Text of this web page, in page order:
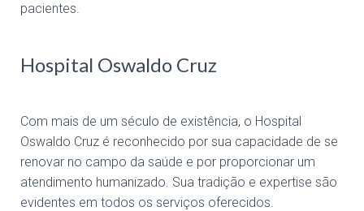
pacientes.
Hospital Oswaldo Cruz
Com mais de um século de existência, o Hospital
Oswaldo Cruz é reconhecido por sua capacidade de se
renovar no campo da saúde e por proporcionar um
atendimento humanizado. Sua tradição e expertise são
evidentes em todos os serviços oferecidos.